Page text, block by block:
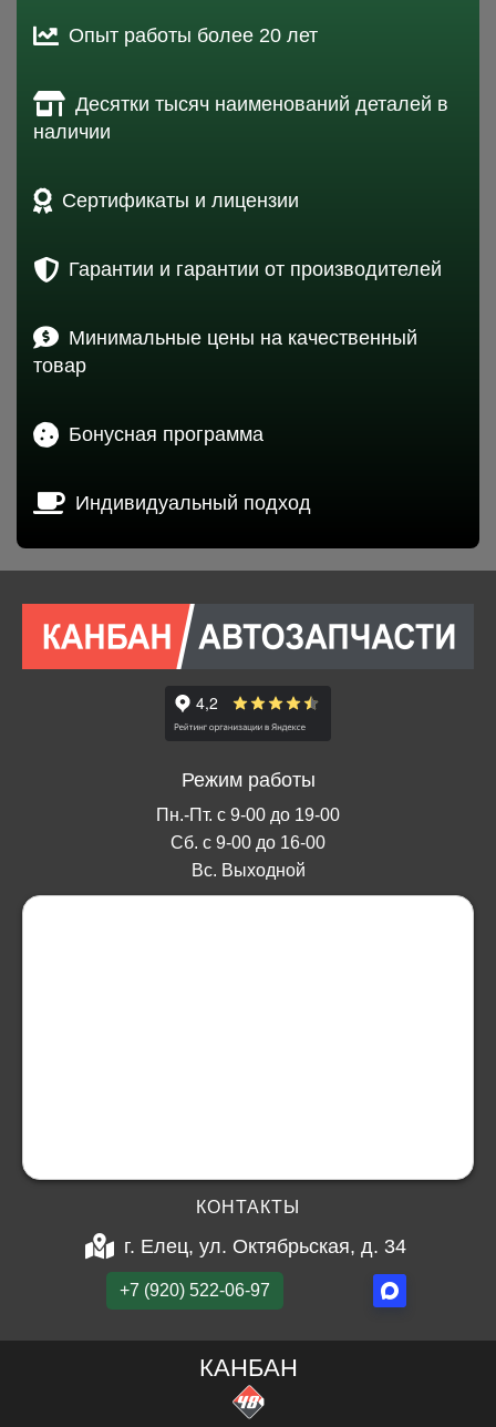
Опыт работы более 20 лет
Десятки тысяч наименований деталей в
наличии
Сертификаты и лицензии
Гарантии и гарантии от производителей
Минимальные цены на качественный
товар
Бонусная программа
Индивидуальный подход
Режим работы
Пн.-Пт. с 9-00 до 19-00
Сб. с 9-00 до 16-00
Вс. Выходной
КОНТАКТЫ
г. Елец, ул. Октябрьская, д. 34
+7 (920) 522-06-97
КАНБАН